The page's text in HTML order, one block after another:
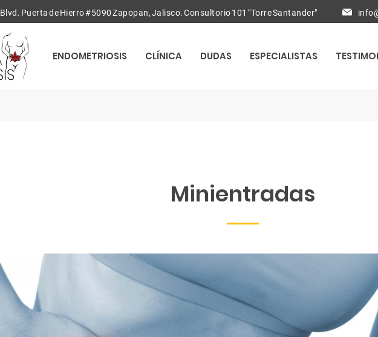
Blvd. Puerta de Hierro #5090 Zapopan, Jalisco. Consultorio 101 "Torre Santander"
ENDOMETRIOSIS CLÍNICA DUDAS ESPECIALISTAS
Minientradas